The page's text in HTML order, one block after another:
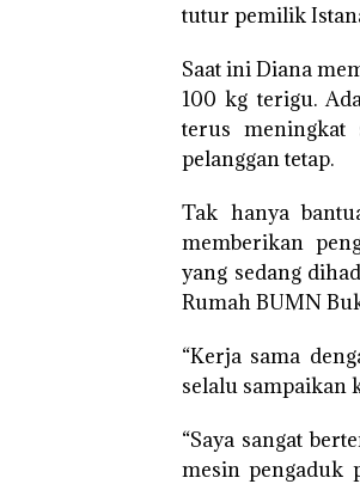
tutur pemilik
Saat ini Diana
100 kg terigu.
terus
pelanggan tetap.
Tak hanya
memberikan
yang sedang
Rumah BUMN
“Kerja sama
selalu sampaikan
“Saya sangat
mesin pengaduk